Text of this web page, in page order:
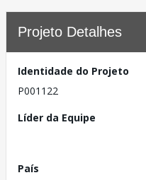
Projeto Detalhes
Identidade do Projeto
P001122
Líder da Equipe
País